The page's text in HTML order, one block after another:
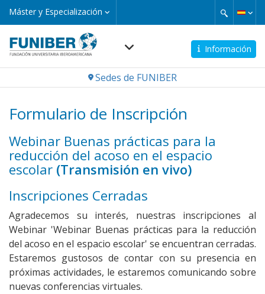
Pasar
principal
Máster y Especialización
Máster
y
Información
Navegación
Sedes de FUNIBER
Formulario de Inscripción
Webinar Buenas prácticas para la
reducción del acoso en el espacio
escolar (Transmisión en vivo)
Inscripciones Cerradas
Agradecemos su interés, nuestras inscripciones al
Webinar 'Webinar Buenas prácticas para la reducción
del acoso en el espacio escolar' se encuentran cerradas.
Estaremos gustosos de contar con su presencia en
próximas actividades, le estaremos comunicando sobre
nuevas conferencias virtuales.